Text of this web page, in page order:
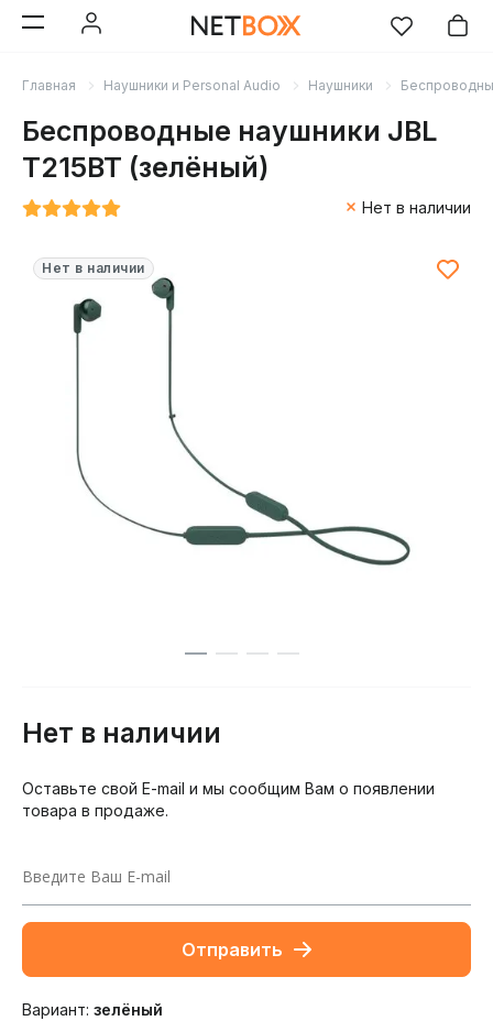
Главная Наушники и Personal Audio Наушники
Беспроводные наушники JBL
T215BT (зелёный)
Нет в наличии
Нет в наличии
Нет в наличии
Оставьте свой E-mail и мы сообщим Вам о появлении
товара в продаже.
Отправить
Вариант: зелёный